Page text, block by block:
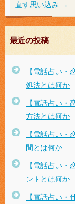
直す思い込み →
最近の投稿
【電話占い
処法とは何か
【電話占い・
方法とは何か
【電話占い
間とは何か
【電話占い・
ントとは何か
【電話占い